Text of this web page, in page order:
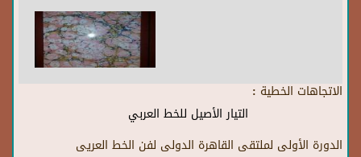
الاتجاهات الخطية :
التيار الأصيل للخط العربي
الدورة الأولى لملتقى القاهرة الدولى لفن الخط العريى